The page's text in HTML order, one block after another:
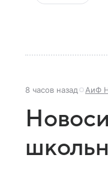
8 часов назад АиФ